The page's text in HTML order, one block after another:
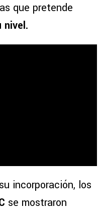
que pretende
nivel.
incorporación, los
se mostraron